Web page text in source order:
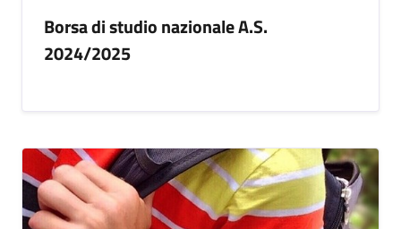
Borsa di studio nazionale A.S.
2024/2025